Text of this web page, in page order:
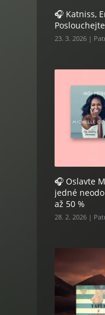
🎧 Katniss,
23. 3. 2026 |
🎧 Oslavte
jedné
až 50 %
28. 2. 2026 |